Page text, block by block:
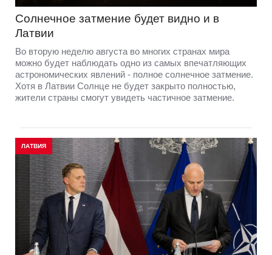
Солнечное затмение будет видно и в
Латвии
Во вторую неделю августа во многих странах мира
можно будет наблюдать одно из самых впечатляющих
астрономических явлений - полное солнечное затмение.
Хотя в Латвии Солнце не будет закрыто полностью,
жители страны смогут увидеть частичное затмение.
ЛАТВИЯ